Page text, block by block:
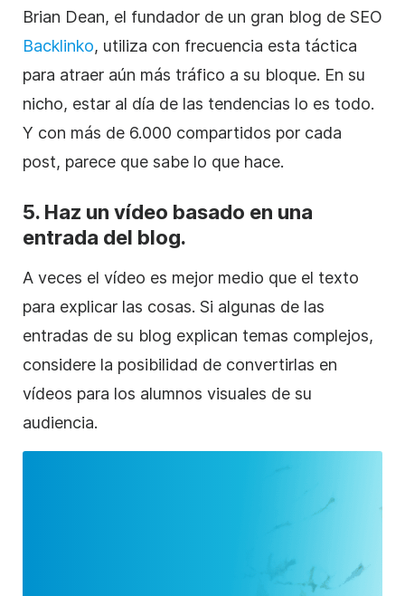
Brian Dean, el fundador de un gran blog de SEO
Backlinko, utiliza con frecuencia esta táctica
para atraer aún más tráfico a su bloque. En su
nicho, estar al día de las tendencias lo es todo.
Y con más de 6.000 compartidos por cada
post, parece que sabe lo que hace.
5. Haz un vídeo basado en una
entrada del blog.
A veces el vídeo es mejor medio que el texto
para explicar las cosas. Si algunas de las
entradas de su blog explican temas complejos,
considere la posibilidad de convertirlas en
vídeos para los alumnos visuales de su
audiencia.